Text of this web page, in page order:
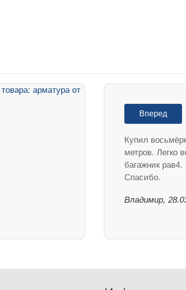
Вперед
Купил
метров. Легко
багажник рав4.
Спасибо.
Владимир,